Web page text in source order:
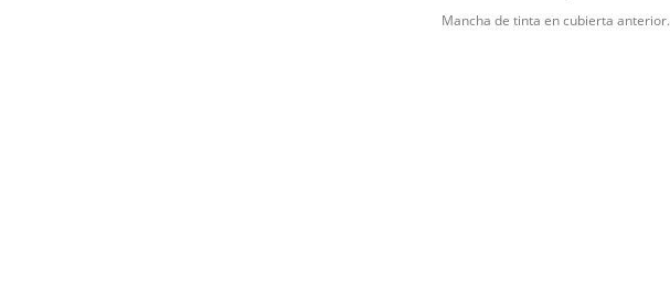
Mancha de tinta en cubierta anterior.